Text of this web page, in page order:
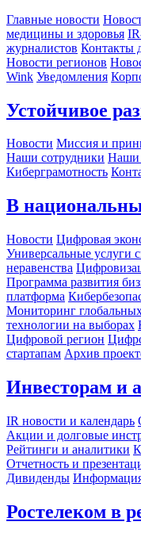
Главные новости
медицины и здоровья
журналистов Контакты
Новости регионов
Wink Уведомления
Устойчивое
Новости Миссия и
Наши сотрудники Наши
Киберграмотность
В
Новости Цифровая
Универсальные услуги
неравенства
Программа развития
платформа
Мониторинг
технологии на выборах
Цифровой регион
стартапам Архив
Инвесторам и
IR новости и календарь
Акции и долговые
Рейтинги и аналитики
Отчетность и
Дивиденды
Ростелеком в